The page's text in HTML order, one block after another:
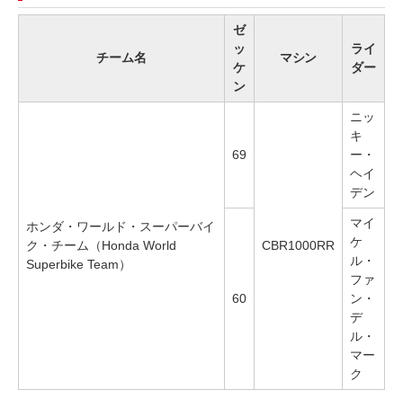
チーム名
ゼ
ッ
ケ
ン
マシン
ライ
ダー
ホンダ・ワールド・スーパーバイ
ク・チーム（Honda World
Superbike Team）
69
CBR1000RR
ニッ
キ
ー・
ヘイ
デン
60
マイ
ケ
ル・
ファ
ン・
デ
ル・
マー
ク